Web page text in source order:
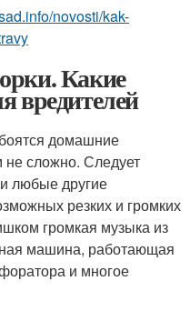
novosti/kak-
Какие
вредителей
боятся домашние
не сложно. Следует
любые другие
резких и громких
громкая музыка из
машина, работающая
и многое